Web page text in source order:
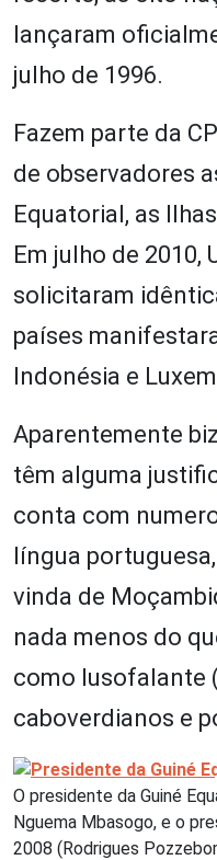
lançaram
julho de 1996.
Fazem parte da
de observadores
Equatorial, as
Em julho de 2010,
solicitaram
países
Indonésia e
Aparentemente
têm alguma
conta com
língua
vinda de
nada menos do
como lusofalante
caboverdianos e
O presidente da Guiné
Nguema Mbasogo, e o
2008 (Rodrigues